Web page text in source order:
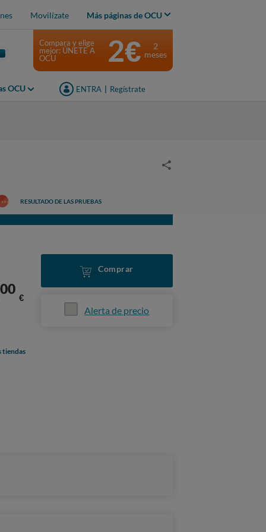
Movilízate Más páginas de OCU
OCU ENTRA Regístrate
Compara y elige
mejor: ÚNETE A
OCU
2€
2
meses
RESULTADO DE LAS PRUEBAS
00
€
Comprar
Alerta de precio
tiendas